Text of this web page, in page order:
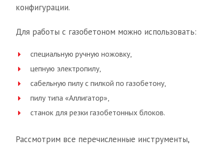
конфигурации.
Для работы с газобетоном можно использовать:
специальную ручную ножовку,
цепную электропилу,
сабельную пилу с пилкой по газобетону,
пилу типа «Аллигатор»,
станок для резки газобетонных блоков.
Рассмотрим все перечисленные инструменты,